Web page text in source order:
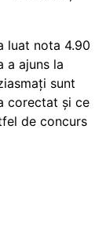
luat nota 4.90
a ajuns la
sunt
corectat și ce
de concurs